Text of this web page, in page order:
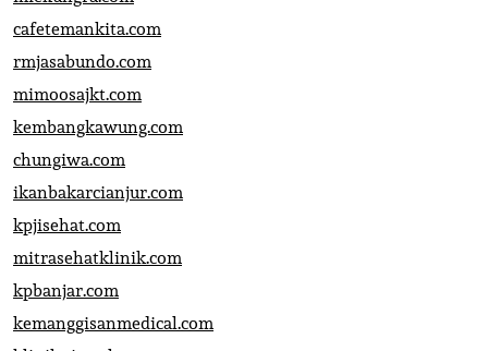
cafetemankita.com
rmjasabundo.com
mimoosajkt.com
kembangkawung.com
chungiwa.com
ikanbakarcianjur.com
kpjisehat.com
mitrasehatklinik.com
kpbanjar.com
kemanggisanmedical.com